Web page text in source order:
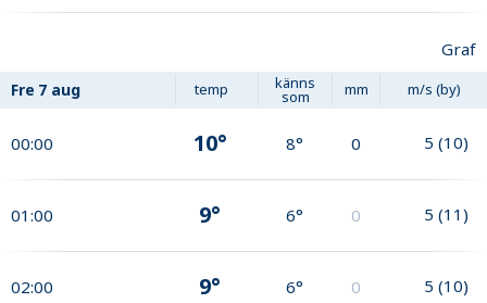
Graf
Fre 7 aug temp känns
som mm m/s (by)
00:00 10° 8° 0 5 (10)
01:00 9° 6° 0 5 (11)
02:00 9° 6° 0 5 (10)